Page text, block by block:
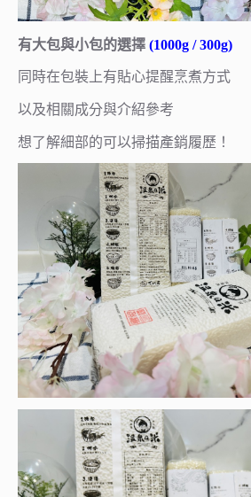
有大包與小包的選擇 (1000g / 300g)
同時在包裝上有貼心提醒烹煮方式
以及相關成分與介紹參考
想了解細部的可以掃描產銷履歷！